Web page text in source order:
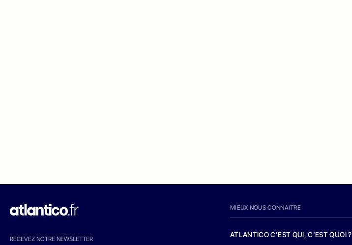
RECEVEZ NOTRE NEWSLETTER
MIEUX NOUS CONNAITRE
ATLANTICO C'EST QUI, C'EST QUOI ?